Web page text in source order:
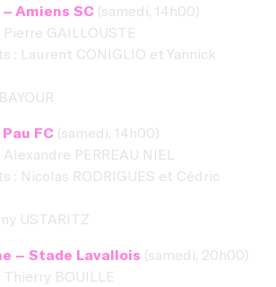
Amiens SC (samedi, 14h00)
GAILLOUSTE
: Laurent CONIGLIO et Yannick
FC (samedi, 14h00)
PERREAU NIEL
: Nicolas RODRIGUES et Cédric
USTARITZ
– Stade Lavallois (samedi, 20h00)
BOUILLE